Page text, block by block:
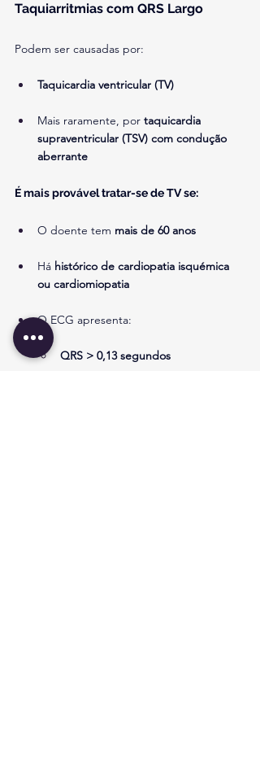
Taquiarritmias com QRS Largo
Podem ser causadas por:
Taquicardia ventricular (TV)
Mais raramente, por taquicardia
supraventricular (TSV) com condução
aberrante
É mais provável tratar-se de TV se:
O doente tem mais de 60 anos
Há histórico de cardiopatia isquémica
ou cardiomiopatia
O ECG apresenta:
QRS > 0,13 segundos